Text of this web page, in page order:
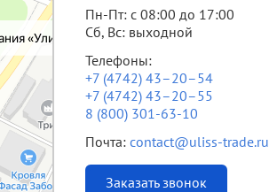
Пн-Пт: с 08:00 до 17:00
Сб, Вс: выходной
Телефоны:
+7 (4742) 43–20–54
+7 (4742) 43–20–55
8 (800) 301-63-10
Почта:contact@uliss-trade.ru
Заказать звонок